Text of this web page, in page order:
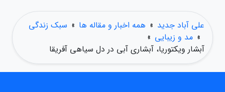
علی آباد جدید » همه اخبار و مقاله ها » سبک زندگی
» مد و زیبایی »
آبشار ویکتوریا، آبشاری آبی در دل سیاهی آفریقا